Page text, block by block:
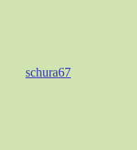
schura67